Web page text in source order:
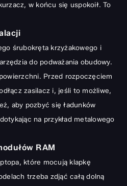
w końcu się uspokoił. To
śrubokręta krzyżakowego i
do podważania obudowy.
Przed rozpoczęciem
zasilacz i, jeśli to możliwe,
aby pozbyć się ładunków
na przykład metalowego
RAM
które mocują klapkę
trzeba zdjąć całą dolną